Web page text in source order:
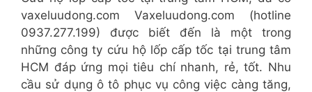
vaxeluudong.com Vaxeluudong.com (hotline
0937.277.199) được biết đến là một trong
những công ty cứu hộ lốp cấp tốc tại trung tâm
HCM đáp ứng mọi tiêu chí nhanh, rẻ, tốt. Nhu
cầu sử dụng ô tô phục vụ công việc càng tăng,